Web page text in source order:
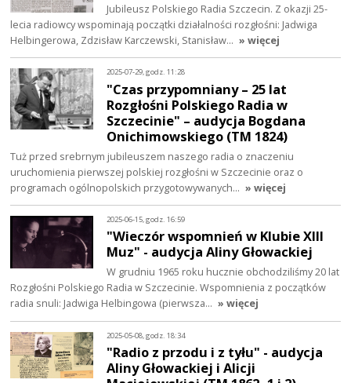
Jubileusz Polskiego Radia Szczecin. Z okazji 25-
lecia radiowcy wspominają początki działalności rozgłośni: Jadwiga
Helbingerowa, Zdzisław Karczewski, Stanisław… » więcej
2025-07-29, godz. 11:28
"Czas przypomniany – 25 lat
Rozgłośni Polskiego Radia w
Szczecinie" – audycja Bogdana
Onichimowskiego (TM 1824)
Tuż przed srebrnym jubileuszem naszego radia o znaczeniu
uruchomienia pierwszej polskiej rozgłośni w Szczecinie oraz o
programach ogólnopolskich przygotowywanych… » więcej
2025-06-15, godz. 16:59
"Wieczór wspomnień w Klubie XIII
Muz" - audycja Aliny Głowackiej
W grudniu 1965 roku hucznie obchodziliśmy 20 lat
Rozgłośni Polskiego Radia w Szczecinie. Wspomnienia z początków
radia snuli: Jadwiga Helbingowa (pierwsza… » więcej
2025-05-08, godz. 18:34
"Radio z przodu i z tyłu" - audycja
Aliny Głowackiej i Alicji